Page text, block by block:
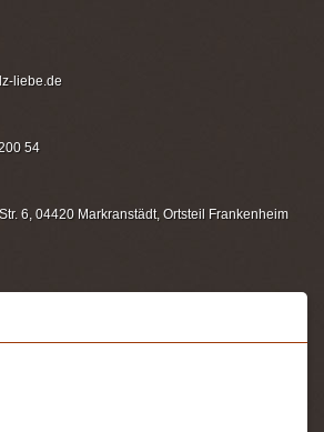
liebe.de
54
6, 04420 Markranstädt, Ortsteil Frankenheim